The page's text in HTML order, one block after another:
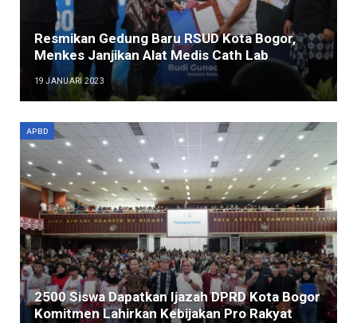
Resmikan Gedung Baru RSUD Kota Bogor,
Menkes Janjikan Alat Medis Cath Lab
19 JANUARI 2023
APBD
2500 Siswa Dapatkan Ijazah DPRD Kota Bogor
Komitmen Lahirkan Kebijakan Pro Rakyat